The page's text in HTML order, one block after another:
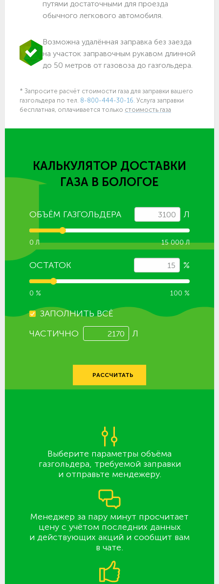
путями достаточными для проезда
обычного легкового автомобиля.
Возможна удалённая заправка без заезда
на участок заправочным рукавом длинной
до 50 метров от газовоза до газгольдера.
* Запросите расчёт стоимости газа для заправки вашего
газгольдера по тел. 8-800-444-30-16. Услуга заправки
бесплатная, оплачивается только стоимость газа
КАЛЬКУЛЯТОР ДОСТАВКИ
ГАЗА В БОЛОГОЕ
ОБЪЁМ ГАЗГОЛЬДЕРА Л
0 Л 15 000 Л
ОСТАТОК %
0 % 100 %
ЗАПОЛНИТЬ ВСЁ
ЧАСТИЧНО
Л
РАССЧИТАТЬ
Выберите параметры объёма
газгольдера, требуемой заправки
и отправьте мендежеру.
Менеджер за пару минут просчитает
цену с учётом последних данных
и действующих акций и сообщит вам
в чате.